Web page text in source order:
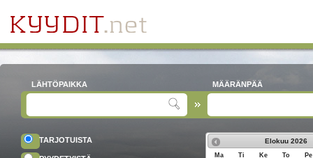
LÄHTÖPAIKKA MÄÄRÄNPÄÄ
TARJOTUISTA Elokuu 2026
Ma Ti Ke To
Pe